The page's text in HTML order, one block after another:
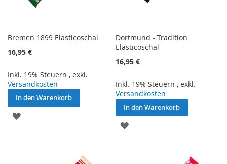
Bremen 1899 Elasticoschal
16,95 €
Inkl. 19% Steuern , exkl.
Versandkosten
In den Warenkorb
ZUR
Dortmund - Tradition
Elasticoschal
16,95 €
Inkl. 19% Steuern ,exkl.
Versandkosten
In den Warenkorb
ZUR